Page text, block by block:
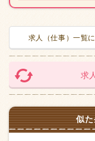
求人（仕事）一覧
求
似